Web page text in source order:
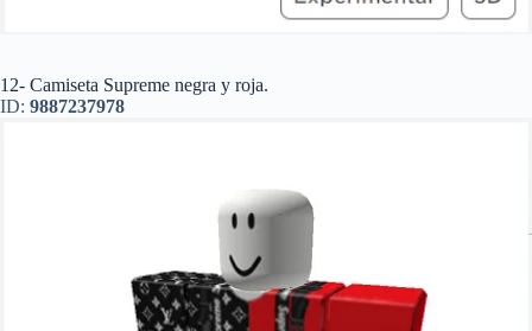
12- Camiseta Supreme negra y roja.
ID: 9887237978